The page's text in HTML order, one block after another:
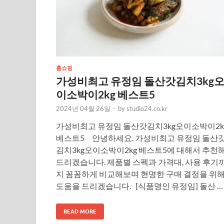
홈쇼핑
가성비최고 유정임 돌산갓김치3kg오
이소박이2kg 베스트5
2024년 04월 26일 - bystudio24.co.kr
가성비최고 유정임 돌산갓김치3kg오이소박이
베스트5 안녕하세요. 가성비최고 유정임 돌산
김치3kg오이소박이2kg 베스트5에 대해서 추천
드리겠습니다. 제품별 스펙과 가격대, 사용 후기
지 꼼꼼하게 비교해보며 현명한 구매 결정을 위해
도움을 드리겠습니다. [식품명인 유정임] 돌산 …
READ MORE